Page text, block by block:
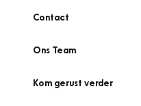
Contact
Ons Team
Kom gerust verder